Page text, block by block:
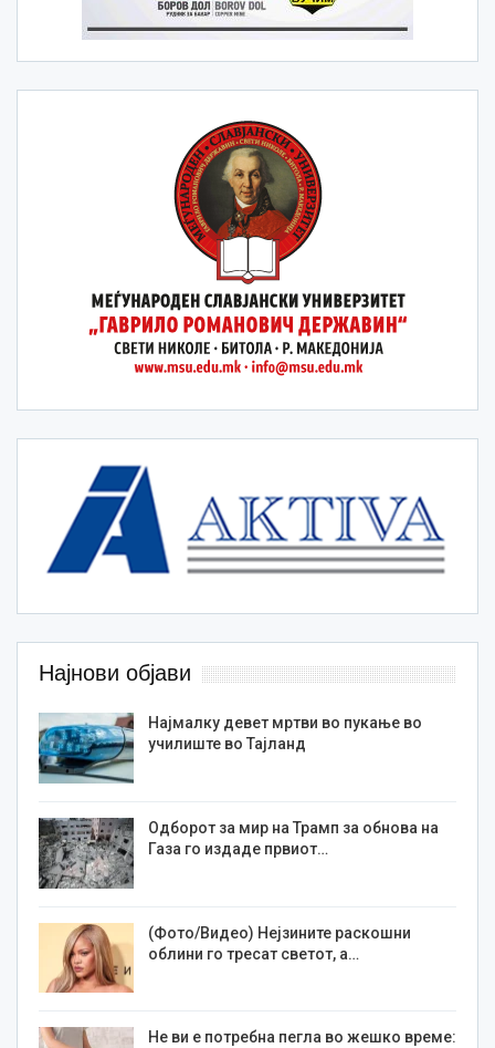
Најнови објави
Најмалку девет мртви во пукање во
училиште во Тајланд
Одборот за мир на Трамп за обнова на
Газа го издаде првиот…
(Фото/Видео) Нејзините раскошни
облини го тресат светот, а…
Не ви е потребна пегла во жешко време: